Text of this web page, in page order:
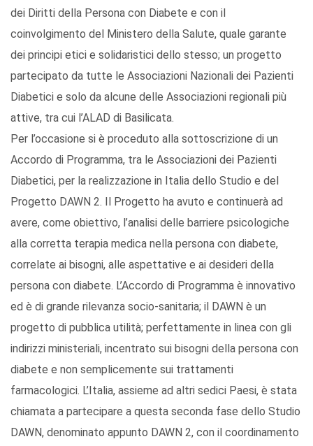
dei Diritti della Persona con Diabete e con il
coinvolgimento del Ministero della Salute, quale garante
dei principi etici e solidaristici dello stesso; un progetto
partecipato da tutte le Associazioni Nazionali dei Pazienti
Diabetici e solo da alcune delle Associazioni regionali più
attive, tra cui l’ALAD di Basilicata.
Per l’occasione si è proceduto alla sottoscrizione di un
Accordo di Programma, tra le Associazioni dei Pazienti
Diabetici, per la realizzazione in Italia dello Studio e del
Progetto DAWN 2. Il Progetto ha avuto e continuerà ad
avere, come obiettivo, l’analisi delle barriere psicologiche
alla corretta terapia medica nella persona con diabete,
correlate ai bisogni, alle aspettative e ai desideri della
persona con diabete. L’Accordo di Programma è innovativo
ed è di grande rilevanza socio-sanitaria; il DAWN è un
progetto di pubblica utilità; perfettamente in linea con gli
indirizzi ministeriali, incentrato sui bisogni della persona con
diabete e non semplicemente sui trattamenti
farmacologici. L’Italia, assieme ad altri sedici Paesi, è stata
chiamata a partecipare a questa seconda fase dello Studio
DAWN, denominato appunto DAWN 2, con il coordinamento